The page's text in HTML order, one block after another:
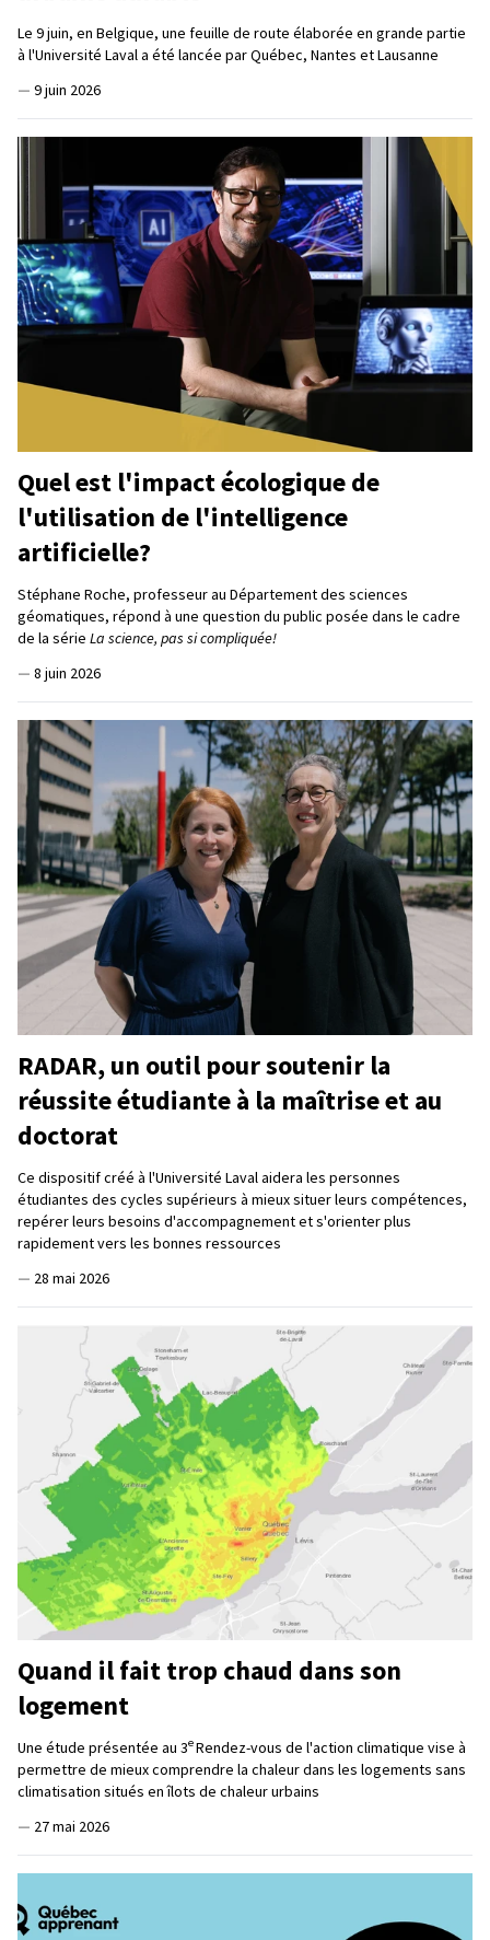
Le 9 juin, en Belgique, une feuille de route élaborée en grande partie
à l'Université Laval a été lancée par Québec, Nantes et Lausanne
— 9 juin 2026
Quel est l'impact écologique de
l'utilisation de l'intelligence
artificielle?
Stéphane Roche, professeur au Département des sciences
géomatiques, répond à une question du public posée dans le cadre
de la série La science, pas si compliquée!
— 8 juin 2026
RADAR, un outil pour soutenir la
réussite étudiante à la maîtrise et au
doctorat
Ce dispositif créé à l'Université Laval aidera les personnes
étudiantes des cycles supérieurs à mieux situer leurs compétences,
repérer leurs besoins d'accompagnement et s'orienter plus
rapidement vers les bonnes ressources
— 28 mai 2026
Quand il fait trop chaud dans son
logement
Une étude présentée au 3eRendez-vous de l'action climatique vise à
permettre de mieux comprendre la chaleur dans les logements sans
climatisation situés en îlots de chaleur urbains
— 27 mai 2026